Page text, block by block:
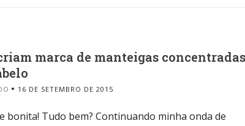
marca de manteigas concentradas
16 DE SETEMBRO DE 2015
bonita! Tudo bem? Continuando minha onda de